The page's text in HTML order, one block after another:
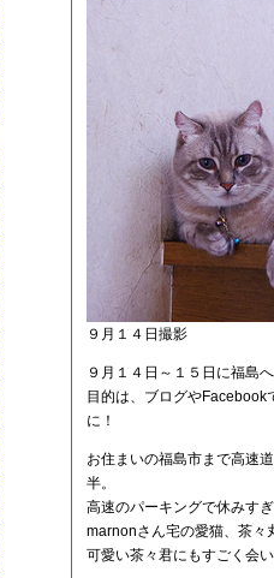
９月１４日撮影
９月１４日～１５日に福島
目的は、ブログやFacebook
に！
お住まいの福島市まで高速
半。
高速のパーキングで休みす
marnonさん宅の愛猫、茶々
可愛い茶々君にもすごく会